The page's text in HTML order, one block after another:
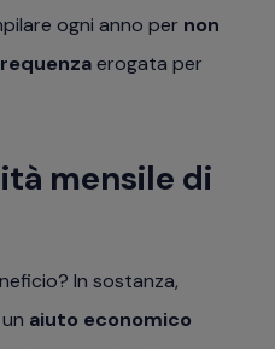
ogni anno per non
erogata per
mensile di
In sostanza,
aiuto economico